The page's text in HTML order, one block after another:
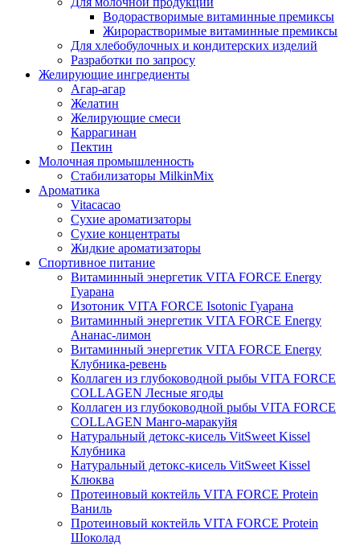
Водорастворимые витаминные премиксы
Жирорастворимые витаминные премиксы
Для хлебобулочных и кондитерских изделий
Разработки по запросу
Желирующие ингредиенты
Агар-агар
Желатин
Желирующие смеси
Каррагинан
Пектин
Молочная промышленность
Стабилизаторы MilkinMix
Ароматика
Vitacacao
Сухие ароматизаторы
Сухие концентраты
Жидкие ароматизаторы
Спортивное питание
Витаминный энергетик VITA FORCE Energy
Гуарана
Изотоник VITA FORCE Isotonic Гуарана
Витаминный энергетик VITA FORCE Energy
Ананас-лимон
Витаминный энергетик VITA FORCE Energy
Клубника-ревень
Коллаген из глубоководной рыбы VITA FORCE
COLLAGEN Лесные ягоды
Коллаген из глубоководной рыбы VITA FORCE
COLLAGEN Манго-маракуйя
Натуральный детокс-кисель VitSweet Kissel
Клубника
Натуральный детокс-кисель VitSweet Kissel
Клюква
Протеиновый коктейль VITA FORCE Protein
Ваниль
Протеиновый коктейль VITA FORCE Protein
Шоколад